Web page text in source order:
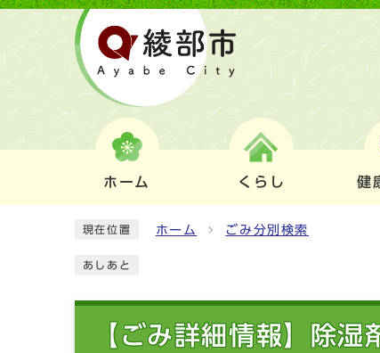
ホーム くらし 健
現在位置 ホーム ごみ分別検索
あしあと
【ごみ詳細情報】除湿